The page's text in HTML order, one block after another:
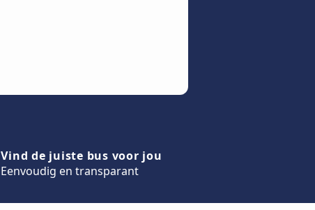
Vind de juiste bus voor jou
Eenvoudig en transparant